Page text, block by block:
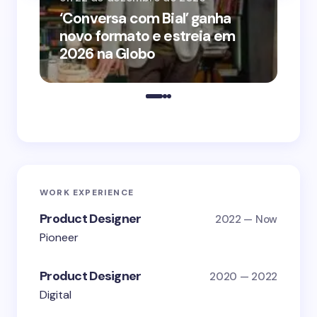
‘Conversa com Bial’ ganha
novo formato e estreia em
2026 na Globo
WORK EXPERIENCE
Product Designer 2022 — Now
Pioneer
Product Designer 2020 — 2022
Digital